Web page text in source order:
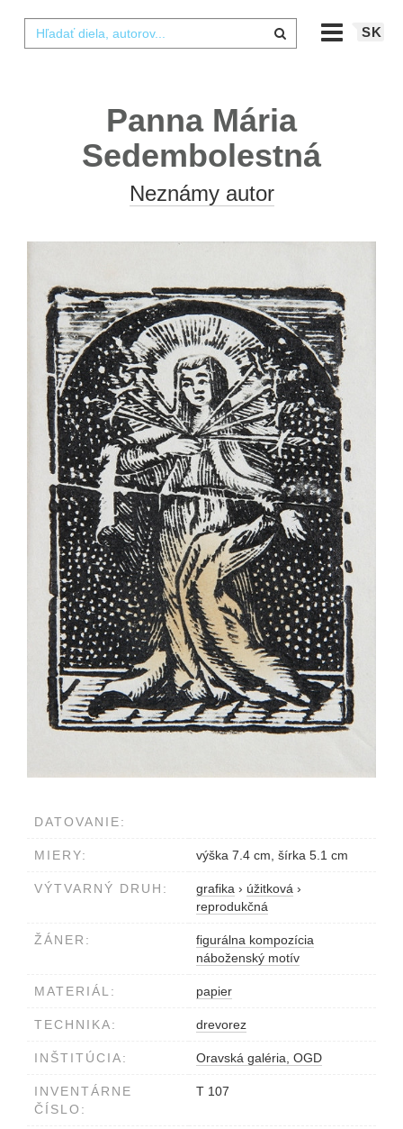
SK
Panna Mária
Sedembolestná
Neznámy autor
DATOVANIE:
MIERY: výška 7.4 cm, šírka 5.1 cm
VÝTVARNÝ DRUH: grafika › úžitková ›
reprodukčná
ŽÁNER:
figurálna kompozícia
náboženský motív
MATERIÁL: papier
TECHNIKA: drevorez
INŠTITÚCIA: Oravská galéria, OGD
INVENTÁRNE
ČÍSLO:
T 107